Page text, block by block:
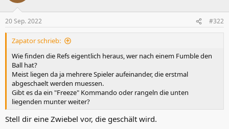
20 Sep. 2022 #322
Zapator schrieb:
Wie finden die Refs eigentlich heraus, wer nach einem Fumble den
Ball hat?
Meist liegen da ja mehrere Spieler aufeinander, die erstmal
abgeschaelt werden muessen.
Gibt es da ein "Freeze" Kommando oder rangeln die unten
liegenden munter weiter?
Stell dir eine Zwiebel vor, die geschält wird.